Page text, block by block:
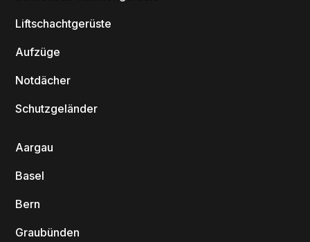
Liftschachtgerüste
Aufzüge
Notdächer
Schutzgeländer
Aargau
Basel
Bern
Graubünden